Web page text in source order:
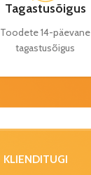
Tagastusõigus
Toodete 14-päevane
tagastusõigus
KLIENDITUGI